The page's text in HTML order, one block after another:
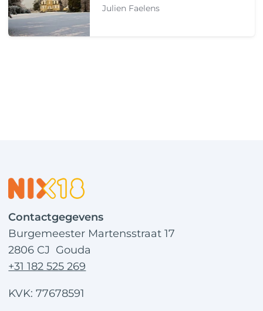
Julien Faelens
Contactgegevens
Burgemeester Martensstraat 17
2806 CJ Gouda
+31 182 525 269
KVK: 77678591